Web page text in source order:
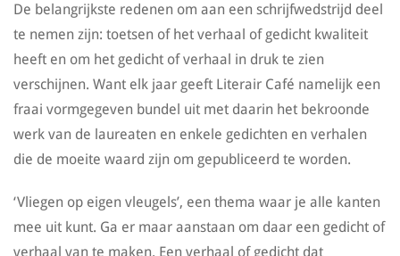
De belangrijkste redenen om aan een schrijfwedstrijd deel
te nemen zijn: toetsen of het verhaal of gedicht kwaliteit
heeft en om het gedicht of verhaal in druk te zien
verschijnen. Want elk jaar geeft Literair Café namelijk een
fraai vormgegeven bundel uit met daarin het bekroonde
werk van de laureaten en enkele gedichten en verhalen
die de moeite waard zijn om gepubliceerd te worden.
‘Vliegen op eigen vleugels’, een thema waar je alle kanten
mee uit kunt. Ga er maar aanstaan om daar een gedicht of
verhaal van te maken. Een verhaal of gedicht dat